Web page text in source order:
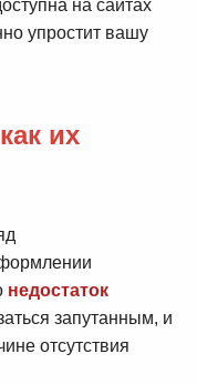
на сайтах
упростит вашу
их
недостаток
запутанным, и
отсутствия